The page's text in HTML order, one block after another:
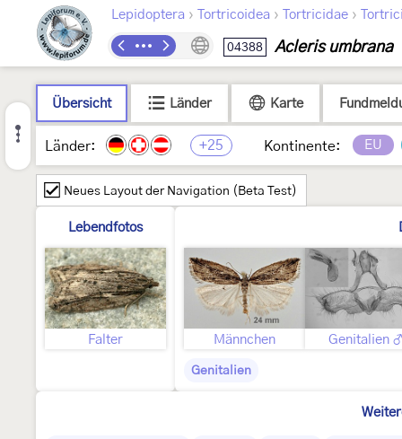
Lepidoptera › Tortricoidea › Tortricidae ›
04388 Acleris umbrana
Übersicht Länder Karte
Länder: +25 Kontinente: EU
Neues Layout der Navigation (Beta Test)
Lebendfotos
Falter Männchen Genitalien
Genitalien